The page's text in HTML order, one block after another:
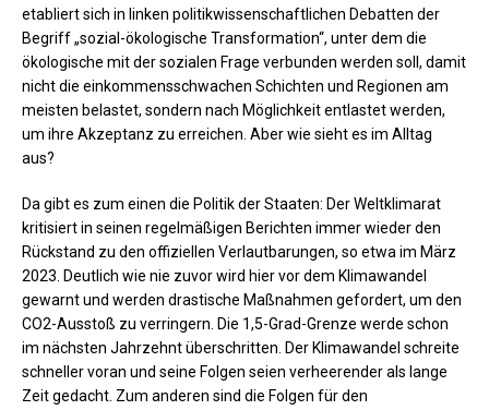
etabliert sich in linken politikwissenschaftlichen Debatten der
Begriff „sozial-ökologische Transformation“, unter dem die
ökologische mit der sozialen Frage verbunden werden soll, damit
nicht die einkommensschwachen Schichten und Regionen am
meisten belastet, sondern nach Möglichkeit entlastet werden,
um ihre Akzeptanz zu erreichen. Aber wie sieht es im Alltag
aus?
Da gibt es zum einen die Politik der Staaten: Der Weltklimarat
kritisiert in seinen regelmäßigen Berichten immer wieder den
Rückstand zu den offiziellen Verlautbarungen, so etwa im März
2023. Deutlich wie nie zuvor wird hier vor dem Klimawandel
gewarnt und werden drastische Maßnahmen gefordert, um den
CO2-Ausstoß zu verringern. Die 1,5-Grad-Grenze werde schon
im nächsten Jahrzehnt überschritten. Der Klimawandel schreite
schneller voran und seine Folgen seien verheerender als lange
Zeit gedacht. Zum anderen sind die Folgen für den